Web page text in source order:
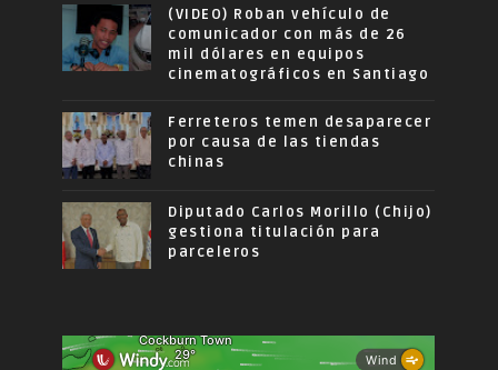
(VIDEO) Roban vehículo de
comunicador con más de 26
mil dólares en equipos
cinematográficos en Santiago
Ferreteros temen desaparecer
por causa de las tiendas
chinas
Diputado Carlos Morillo (Chijo)
gestiona titulación para
parceleros